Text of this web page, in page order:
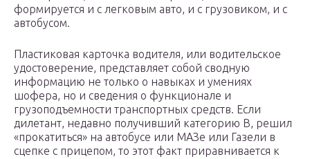
формируется и с легковым авто, и с грузовиком, и с
автобусом.
Пластиковая карточка водителя, или водительское
удостоверение, представляет собой сводную
информацию не только о навыках и умениях
шофера, но и сведения о функционале и
грузоподъемности транспортных средств. Если
дилетант, недавно получивший категорию В, решил
«прокатиться» на автобусе или МАЗе или Газели в
сцепке с прицепом, то этот факт приравнивается к